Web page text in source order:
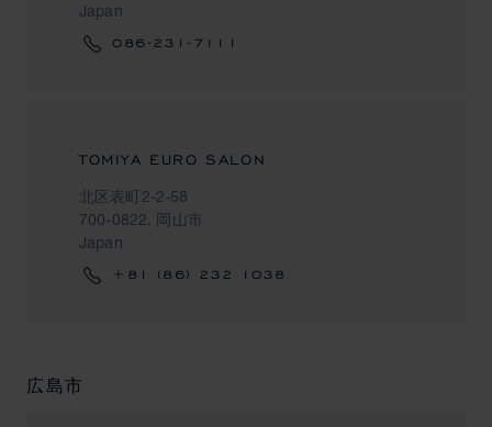
Japan
086-231-7111
TOMIYA EURO SALON
北区表町2-2-58
700-0822, 岡山市
Japan
+81 (86) 232 1038
広島市